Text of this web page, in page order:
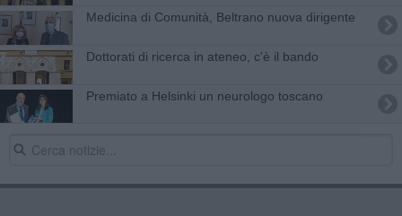
Medicina di Comunità, Beltrano nuova dirigente
Dottorati di ricerca in ateneo, c'è il bando
Premiato a Helsinki un neurologo toscano